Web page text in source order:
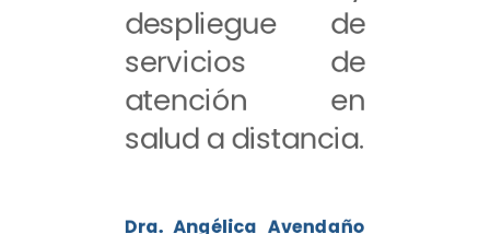
despliegue de
servicios de
atención en
salud a distancia.
Dra. Angélica Avendaño